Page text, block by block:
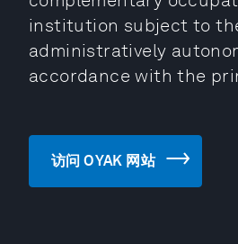
institution subject to
administratively
accordance with the
访问 OYAK 网站